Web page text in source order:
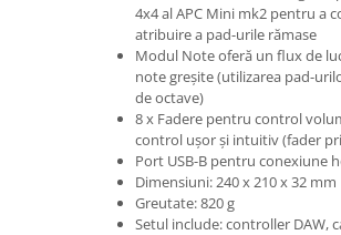
Interfete MIDI si Cabluri Midi-USB
Microfoane de studio
Monitoare de studio
Preamplificatoare
Protectii antifonice pentru urechi
4x4 al APC Mini mk2 pentru a
atribuire a pad-urile rămase
Modul Note oferă un flux de
note greșite (utilizarea pad-
de octave)
8 x Fadere pentru control
control ușor și intuitiv (fader
Port USB-B pentru conexiune
Dimensiuni: 240 x 210 x 32 mm
Greutate: 820 g
Setul include: controller DAW,